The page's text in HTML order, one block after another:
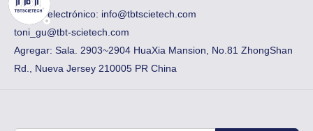
Correo electrónico: info@tbtscietech.com
toni_gu@tbt-scietech.com
Agregar: Sala. 2903~2904 HuaXia Mansion, No.81 ZhongShan
Rd., Nueva Jersey 210005 PR China